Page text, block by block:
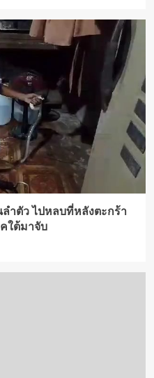
ลำตัว ไปหลบที่หลังตะกร้า
ใต้มาจับ